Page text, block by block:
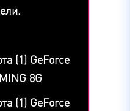
(1) GeForce
8G
(1) GeForce